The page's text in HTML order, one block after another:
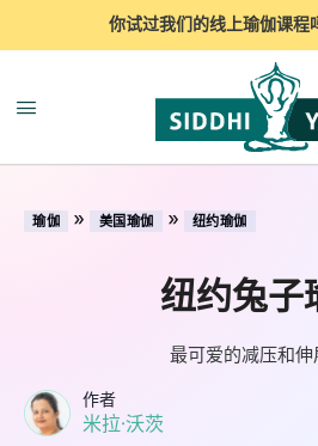
你试过我们的线上瑜伽课程
瑜伽 » 美国瑜伽 » 纽约瑜伽
纽约兔子
最可爱的减压和伸
作者
米拉·沃茨